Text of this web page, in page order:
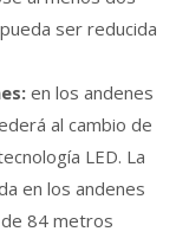
ser reducida
en los andenes
al cambio de
LED. La
en los andenes
84 metros